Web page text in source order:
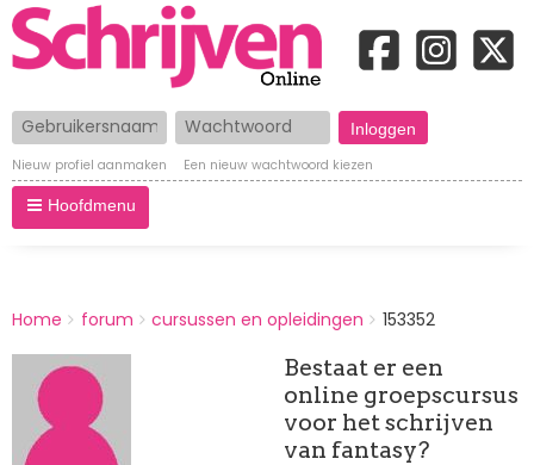
Gebruikersnaam Wachtwoord
Nieuw profiel aanmaken Een nieuw wachtwoord kiezen
Hoofdmenu
BREADCRUMBS
You
here:
Home forum cursussen en opleidingen 153352
Bestaat er een
online groepscursus
voor het schrijven
van fantasy?